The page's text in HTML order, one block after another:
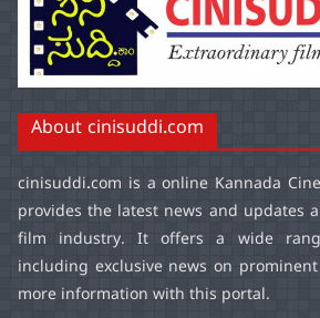
About cinisuddi.com
cinisuddi.com is a online Kannada
provides the latest news and updates
film industry. It offers a wide
including exclusive news on
more information with this portal.